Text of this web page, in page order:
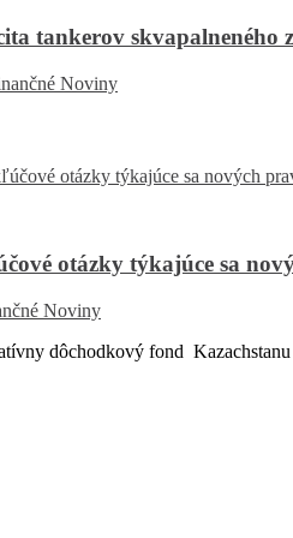
tankerov skvapalneného
Noviny
otázky týkajúce sa
Noviny
dôchodkový fond